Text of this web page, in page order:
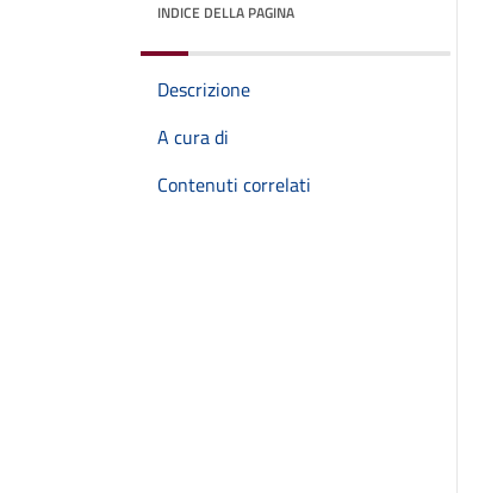
INDICE DELLA PAGINA
Descrizione
A cura di
Contenuti correlati